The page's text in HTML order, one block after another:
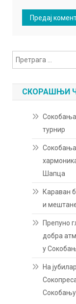
СКОРАШЊИ
Сокобања
турнир
Сокобања
Шапца
Караван
и
Препуно
добра
у
На